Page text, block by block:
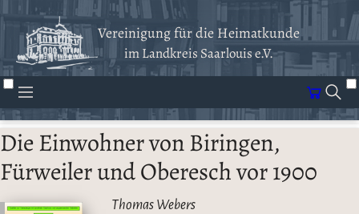
Vereinigung für die Heimatkunde
im Landkreis Saarlouis e.V.
Die Einwohner von Biringen,
Fürweiler und Oberesch vor 1900
Thomas Webers